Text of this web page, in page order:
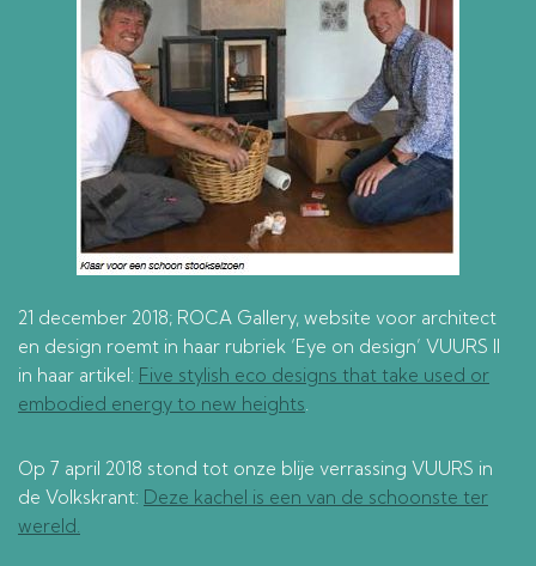
21 december 2018; ROCA Gallery, website voor architect
en design roemt in haar rubriek ‘Eye on design’ VUURS II
in haar artikel: Five stylish eco designs that take used or
embodied energy to new heights.
Op 7 april 2018 stond tot onze blije verrassing VUURS in
de Volkskrant: Deze kachel is een van de schoonste ter
wereld.